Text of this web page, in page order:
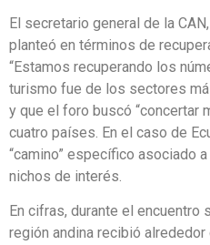
El secretario general de la CAN,
planteó en términos de
“Estamos recuperando los
turismo fue de los sectores
y que el foro buscó “concertar
cuatro países. En el caso de
“camino” específico asociado
nichos de interés.
En cifras, durante el encuentro
región andina recibió